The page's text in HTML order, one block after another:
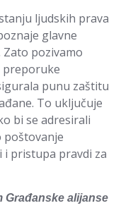
ljudskih prava
glavne
Zato pozivamo
preporuke
punu zaštitu
To uključuje
bi se adresirali
poštovanje
pristupa pravdi za
Građanske alijanse